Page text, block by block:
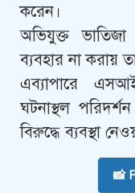
করেন।
অভিযুক্ত
ব্যবহার না করায়
এব্যাপারে
ঘটনাস্থল
বিরুদ্ধে ব্যবস্থা
📸